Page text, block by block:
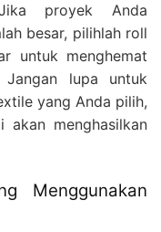
proyek Anda
besar, pilihlah roll
untuk menghemat
Jangan lupa untuk
yang Anda pilih,
menghasilkan
Menggunakan